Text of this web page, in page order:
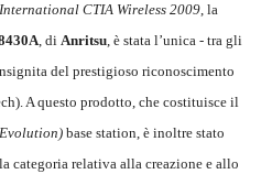
International CTIA Wireless 2009, la
, di Anritsu, è stata l’unica - tra gli
del prestigioso riconoscimento
A questo prodotto, che costituisce il
base station, è inoltre stato
categoria relativa alla creazione e allo